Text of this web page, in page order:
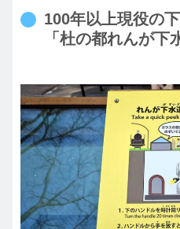
100年以上現役の
「杜の都れんが下